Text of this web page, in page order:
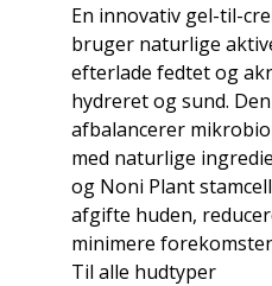
En innovativ gel-til-
bruger naturlige
efterlade fedtet og
hydreret og sund.
afbalancerer
med naturlige
og Noni Plant
afgifte huden,
minimere
Til alle hudtyper